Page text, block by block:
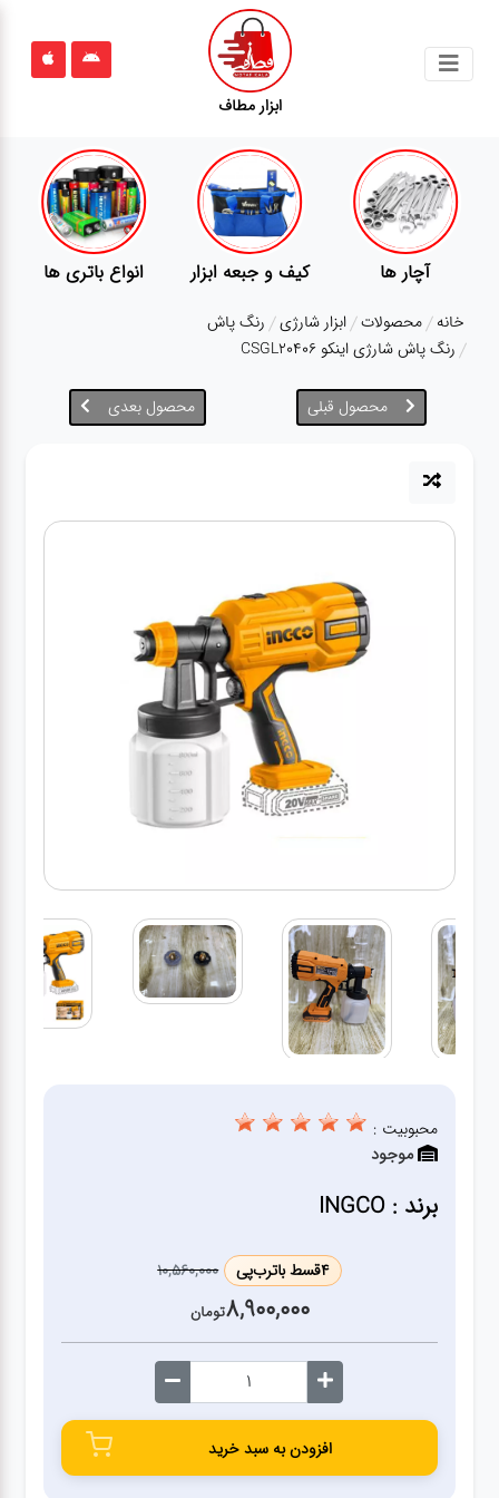
ابزار مطاف
محصولات
قوانین
سایت
درباره
کارواش
شارژی
ژنراتور
ابزار
بادی
صفحه
پمپ تجهیزات کمپ گجت
خانه محصولات ابزار شارژی رنگ پاش
رنگ پاش شارژی اینکو CSGL20406
محصول قبلی محصول بعدی
محبوبیت :
موجود
برند : INGCO
4قسط باترب‌پی 10,560,000
8,900,000تومان
افزودن به سبد خرید